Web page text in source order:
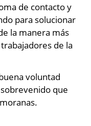
de contacto y
para solucionar
la manera más
de la
voluntad
que